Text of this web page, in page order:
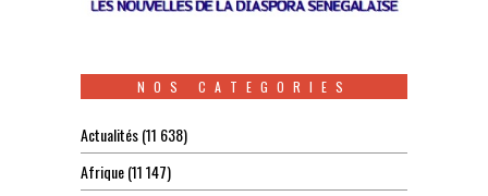
NOS CATEGORIES
Actualités(11 638)
Afrique(11 147)